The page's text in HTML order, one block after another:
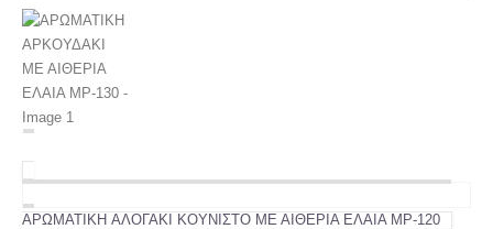
ΑΡΩΜΑΤΙΚH ΑΛΟΓΑΚΙ ΚΟΥΝΙΣΤΟ ΜΕ ΑΙΘΕΡΙΑ ΕΛΑΙΑ MP-120